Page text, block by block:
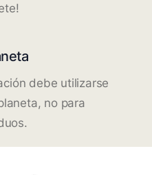
debe utilizarse
no para